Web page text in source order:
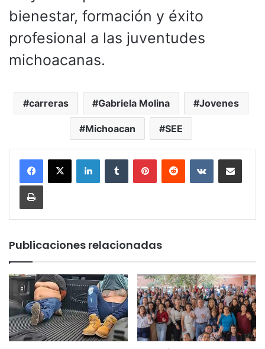
bienestar, formación y éxito
profesional a las juventudes
michoacanas.
carreras Gabriela Molina Jovenes
Michoacan SEE
LinkedInTumblr PinterestReddit VKontakteCompartir por
Imprimir
Publicaciones relacionadas